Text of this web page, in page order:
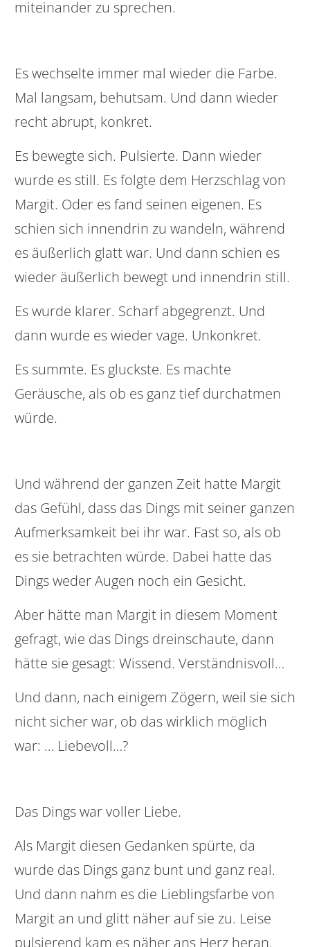
miteinander zu sprechen.
Es wechselte immer mal wieder die Farbe.
Mal langsam, behutsam. Und dann wieder
recht abrupt, konkret.
Es bewegte sich. Pulsierte. Dann wieder
wurde es still. Es folgte dem Herzschlag von
Margit. Oder es fand seinen eigenen. Es
schien sich innendrin zu wandeln, während
es äußerlich glatt war. Und dann schien es
wieder äußerlich bewegt und innendrin still.
Es wurde klarer. Scharf abgegrenzt. Und
dann wurde es wieder vage. Unkonkret.
Es summte. Es gluckste. Es machte
Geräusche, als ob es ganz tief durchatmen
würde.
Und während der ganzen Zeit hatte Margit
das Gefühl, dass das Dings mit seiner ganzen
Aufmerksamkeit bei ihr war. Fast so, als ob
es sie betrachten würde. Dabei hatte das
Dings weder Augen noch ein Gesicht.
Aber hätte man Margit in diesem Moment
gefragt, wie das Dings dreinschaute, dann
hätte sie gesagt: Wissend. Verständnisvoll…
Und dann, nach einigem Zögern, weil sie sich
nicht sicher war, ob das wirklich möglich
war: … Liebevoll…?
Das Dings war voller Liebe.
Als Margit diesen Gedanken spürte, da
wurde das Dings ganz bunt und ganz real.
Und dann nahm es die Lieblingsfarbe von
Margit an und glitt näher auf sie zu. Leise
pulsierend kam es näher ans Herz heran.